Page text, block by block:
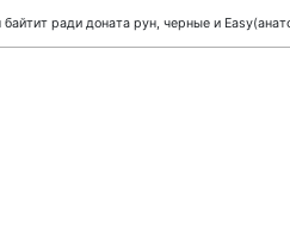
ради доната рун, черные и